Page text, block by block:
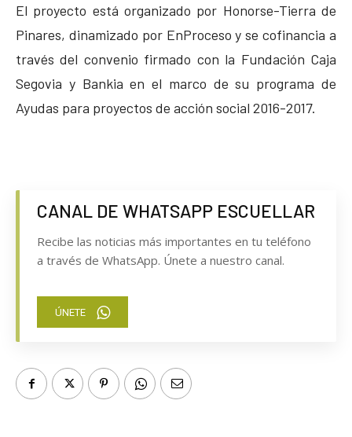
El proyecto está organizado por Honorse-Tierra de
Pinares, dinamizado por EnProceso y se cofinancia a
través del convenio firmado con la Fundación Caja
Segovia y Bankia en el marco de su programa de
Ayudas para proyectos de acción social 2016-2017.
CANAL DE WHATSAPP ESCUELLAR
Recibe las noticias más importantes en tu teléfono
a través de WhatsApp. Únete a nuestro canal.
ÚNETE